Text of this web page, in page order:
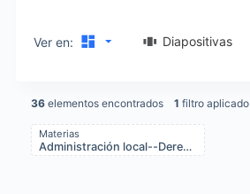
Ver en: Diapositivas
36 elementos encontrados 1 filtro aplicado
Materias
Administración local--Derecho y legislación--México